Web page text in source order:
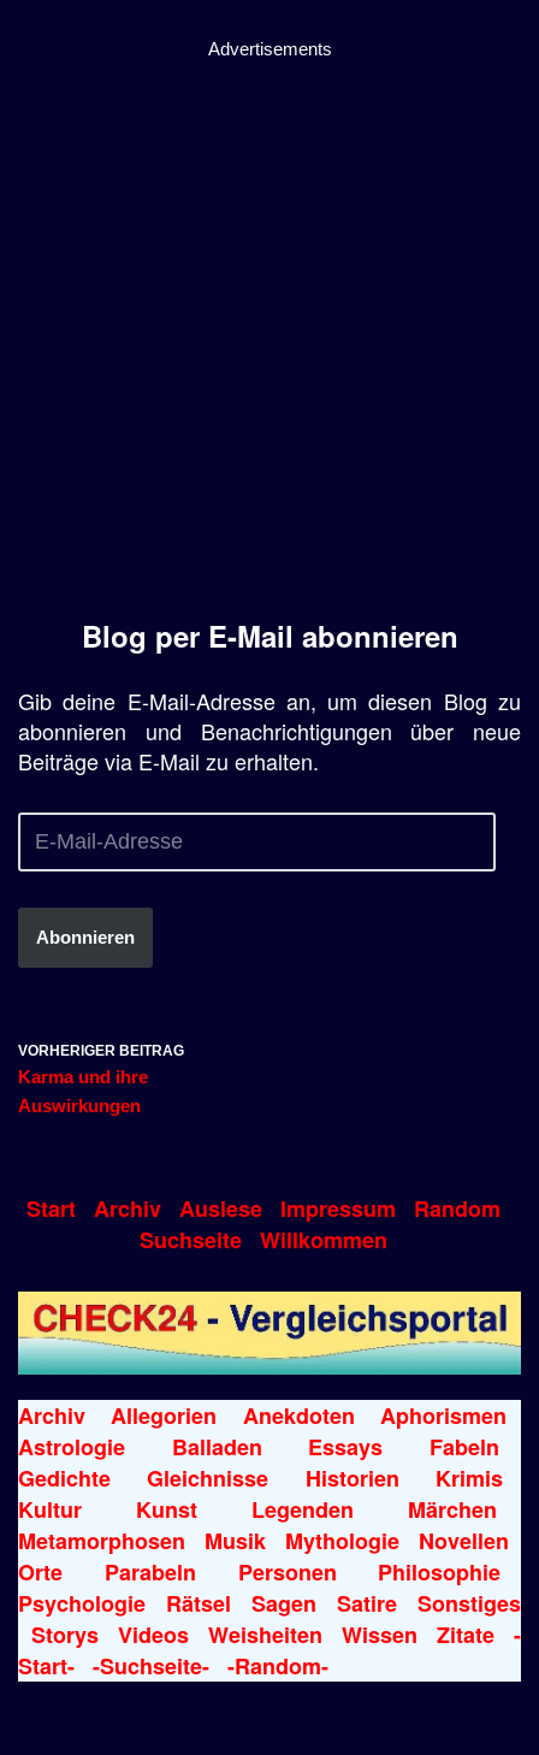
Advertisements
Blog per E-Mail abonnieren
Gib deine E-Mail-Adresse an, um diesen Blog zu
abonnieren und Benachrichtigungen über neue
Beiträge via E-Mail zu erhalten.
Abonnieren
VORHERIGER BEITRAG
Karma und ihre
Auswirkungen
Start Archiv Auslese Impressum
Random
Suchseite Willkommen
Archiv Allegorien Anekdoten
Aphorismen
Astrologie
Balladen Essays
Fabeln
Gedichte
Gleichnisse Historien
Krimis
Kultur
Kunst Legenden
Märchen
Metamorphosen
Musik Mythologie
Novellen
Orte
Parabeln Personen
Philosophie
Psychologie
Rätsel Sagen Satire
Sonstiges
Storys
Videos Weisheiten Wissen Zitate
-
Start- -Suchseite- -Random-